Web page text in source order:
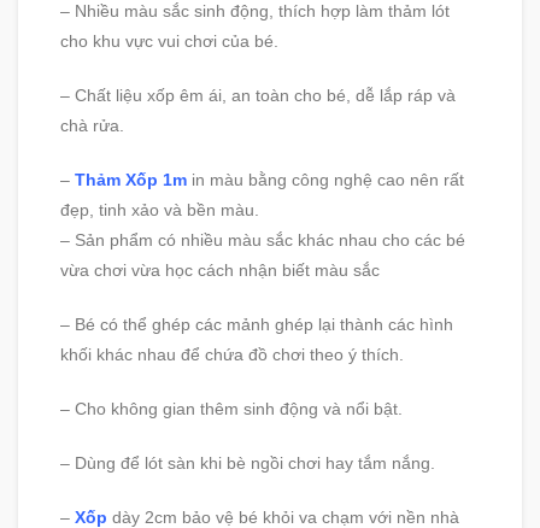
– Nhiều màu sắc sinh động, thích hợp làm thảm lót
cho khu vực vui chơi của bé.
– Chất liệu xốp êm ái, an toàn cho bé, dễ lắp ráp và
chà rửa.
– Thảm Xốp 1m in màu bằng công nghệ cao nên rất
đẹp, tinh xảo và bền màu.
– Sản phẩm có nhiều màu sắc khác nhau cho các bé
vừa chơi vừa học cách nhận biết màu sắc
– Bé có thể ghép các mảnh ghép lại thành các hình
khối khác nhau để chứa đồ chơi theo ý thích.
– Cho không gian thêm sinh động và nổi bật.
– Dùng để lót sàn khi bè ngồi chơi hay tắm nắng.
– Xốp dày 2cm bảo vệ bé khỏi va chạm với nền nhà